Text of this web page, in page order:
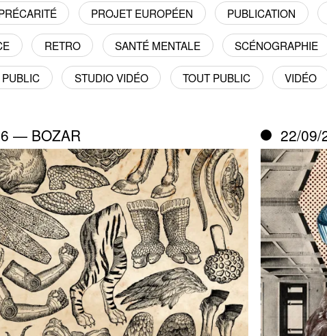
PROJET EUROPÉEN PUBLICATION
RETRO SANTÉ MENTALE SCÉNOGRAPHIE
STUDIO VIDÉO TOUT PUBLIC VIDÉO
— BOZAR 22/09/